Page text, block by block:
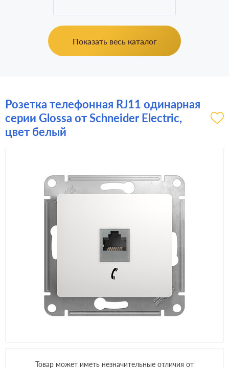
Показать весь каталог
Розетка телефонная RJ11 одинарная
серии Glossa от Schneider Electric,
цвет белый
Товар может иметь незначительные отличия от